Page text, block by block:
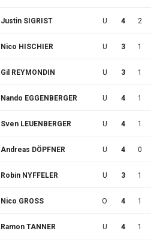
Justin SIGRIST U 4 2
Nico HISCHIER U 3 1
Gil REYMONDIN U 3 1
Nando EGGENBERGER U 4 1
Sven LEUENBERGER U 4 1
Andreas DÖPFNER U 4 0
Robin NYFFELER U 3 1
Nico GROSS O 4 1
Ramon TANNER U 4 1